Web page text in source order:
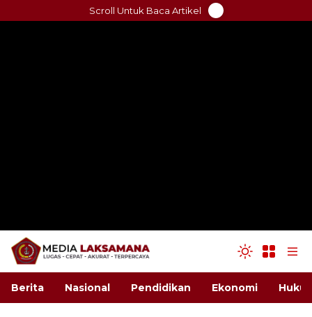
to
Scroll Untuk Baca Artikel
Berita Nasional Pendidikan Ekonomi